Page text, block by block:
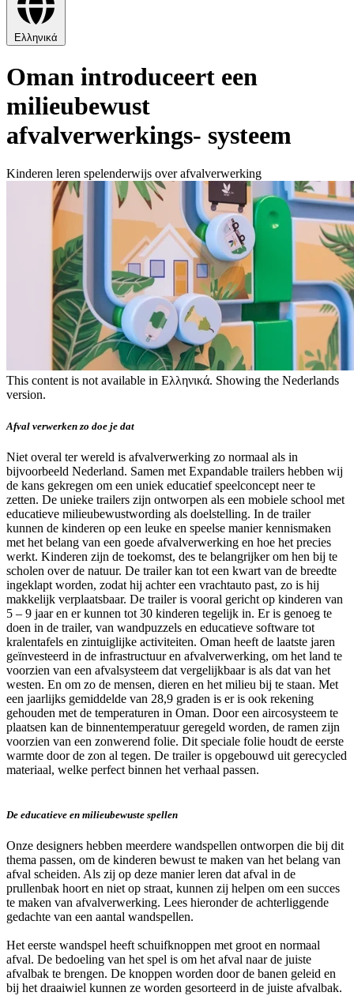
Ελληνικά
Oman introduceert een
milieubewust
afvalverwerkings- systeem
Kinderen leren spelenderwijs over afvalverwerking
Μήνυμα
προειδοποίησης
This content is not available in Ελληνικά. Showing the Nederlands
version.
Afval verwerken zo doe je dat
Niet overal ter wereld is afvalverwerking zo normaal als in
bijvoorbeeld Nederland. Samen met Expandable trailers hebben wij
de kans gekregen om een uniek educatief speelconcept neer te
zetten. De unieke trailers zijn ontworpen als een mobiele school met
educatieve milieubewustwording als doelstelling. In de trailer
kunnen de kinderen op een leuke en speelse manier kennismaken
met het belang van een goede afvalverwerking en hoe het precies
werkt. Kinderen zijn de toekomst, des te belangrijker om hen bij te
scholen over de natuur. De trailer kan tot een kwart van de breedte
ingeklapt worden, zodat hij achter een vrachtauto past, zo is hij
makkelijk verplaatsbaar. De trailer is vooral gericht op kinderen van
5 – 9 jaar en er kunnen tot 30 kinderen tegelijk in. Er is genoeg te
doen in de trailer, van wandpuzzels en educatieve software tot
kralentafels en zintuiglijke activiteiten. Oman heeft de laatste jaren
geïnvesteerd in de infrastructuur en afvalverwerking, om het land te
voorzien van een afvalsysteem dat vergelijkbaar is als dat van het
westen. En om zo de mensen, dieren en het milieu bij te staan. Met
een jaarlijks gemiddelde van 28,9 graden is er is ook rekening
gehouden met de temperaturen in Oman. Door een aircosysteem te
plaatsen kan de binnentemperatuur geregeld worden, de ramen zijn
voorzien van een zonwerend folie. Dit speciale folie houdt de eerste
warmte door de zon al tegen. De trailer is opgebouwd uit gerecycled
materiaal, welke perfect binnen het verhaal passen.
De educatieve en milieubewuste spellen
Onze designers hebben meerdere wandspellen ontworpen die bij dit
thema passen, om de kinderen bewust te maken van het belang van
afval scheiden. Als zij op deze manier leren dat afval in de
prullenbak hoort en niet op straat, kunnen zij helpen om een succes
te maken van afvalverwerking. Lees hieronder de achterliggende
gedachte van een aantal wandspellen.
Het eerste wandspel heeft schuifknoppen met groot en normaal
afval. De bedoeling van het spel is om het afval naar de juiste
afvalbak te brengen. De knoppen worden door de banen geleid en
bij het draaiwiel kunnen ze worden gesorteerd in de juiste afvalbak.